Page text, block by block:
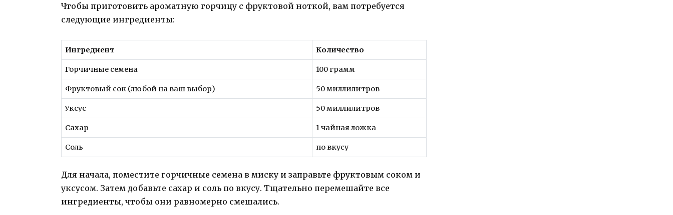
Чтобы приготовить ароматную горчицу с фруктовой ноткой, вам потребуется
следующие ингредиенты:
Ингредиент Количество
Горчичные семена 100 грамм
Фруктовый сок (любой на ваш выбор) 50 миллилитров
Уксус 50 миллилитров
Сахар 1 чайная ложка
Соль по вкусу
Для начала, поместите горчичные семена в миску и заправьте фруктовым соком и
уксусом. Затем добавьте сахар и соль по вкусу. Тщательно перемешайте все
ингредиенты, чтобы они равномерно смешались.